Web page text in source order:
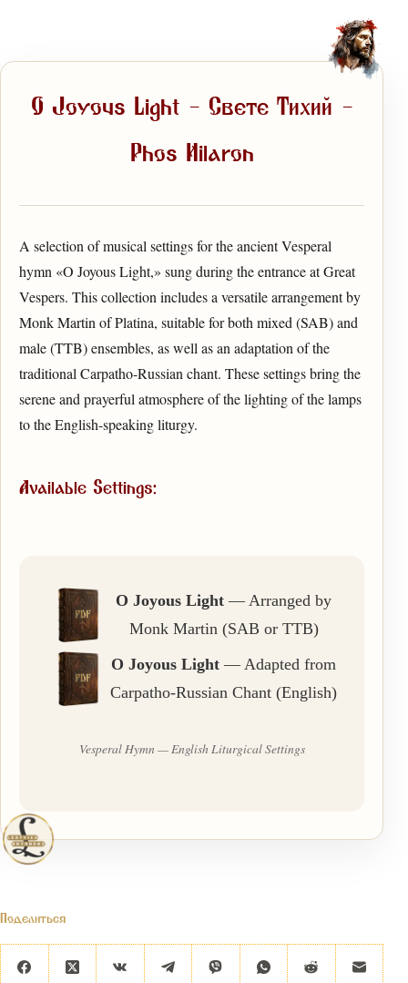
O Joyous Light — Свете Тихий —
Phos Hilaron
A selection of musical settings for the ancient Vesperal
hymn «O Joyous Light,» sung during the entrance at Great
Vespers. This collection includes a versatile arrangement by
Monk Martin of Platina, suitable for both mixed (SAB) and
male (TTB) ensembles, as well as an adaptation of the
traditional Carpatho-Russian chant. These settings bring the
serene and prayerful atmosphere of the lighting of the lamps
to the English-speaking liturgy.
Available Settings:
O Joyous Light — Arranged by
Monk Martin (SAB or TTB)
O Joyous Light — Adapted from
Carpatho-Russian Chant (English)
Vesperal Hymn — English Liturgical Settings
Поделиться